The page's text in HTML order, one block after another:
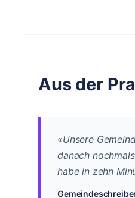
Aus der
«Unsere
danach
habe in zehn